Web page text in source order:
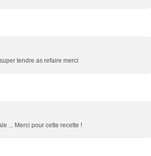
tendre as refaire merci
... Merci pour cette recette !